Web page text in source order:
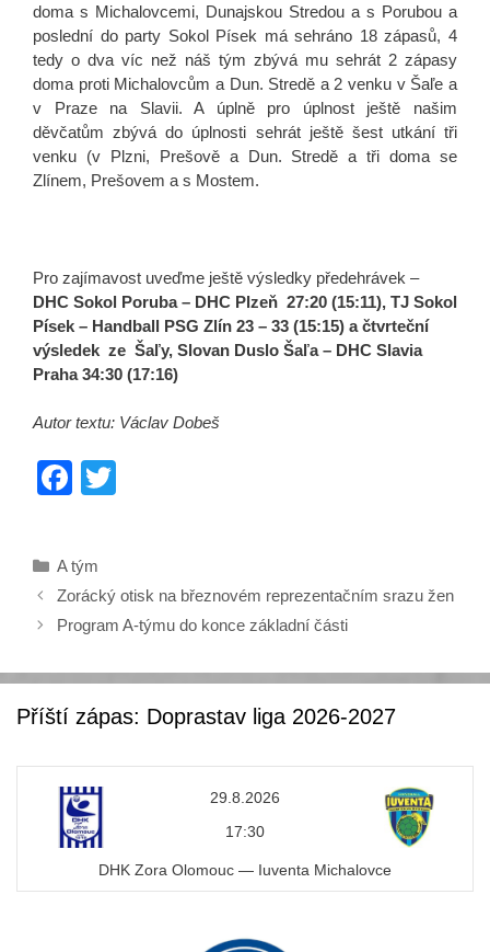
doma s Michalovcemi, Dunajskou Stredou a s Porubou a
poslední do party Sokol Písek má sehráno 18 zápasů, 4
tedy o dva víc než náš tým zbývá mu sehrát 2 zápasy
doma proti Michalovcům a Dun. Stredě a 2 venku v Šaľe a
v Praze na Slavii. A úplně pro úplnost ještě našim
děvčatům zbývá do úplnosti sehrát ještě šest utkání tři
venku (v Plzni, Prešově a Dun. Stredě a tři doma se
Zlínem, Prešovem a s Mostem.
Pro zajímavost uveďme ještě výsledky předehrávek –
DHC Sokol Poruba – DHC Plzeň 27:20 (15:11), TJ Sokol
Písek – Handball PSG Zlín 23 – 33 (15:15) a čtvrteční
výsledek ze Šaľy, Slovan Duslo Šaľa – DHC Slavia
Praha 34:30 (17:16)
Autor textu: Václav Dobeš
F
e
b
o
k
er
Rubriky
A tým
Zorácký otisk na březnovém reprezentačním srazu žen
Program A-týmu do konce základní části
Příští zápas: Doprastav liga 2026-2027
29.8.2026
17:30
DHK Zora Olomouc — Iuventa Michalovce